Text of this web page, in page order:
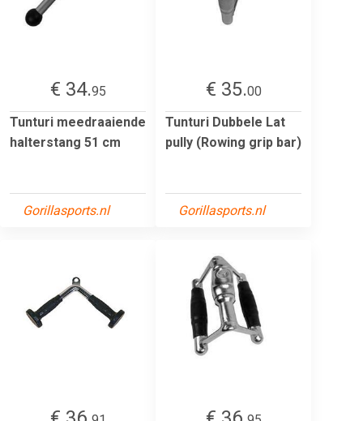
€ 34.95
Tunturi meedraaiende
halterstang 51 cm
Gorillasports.nl
€ 35.00
Tunturi Dubbele Lat
pully (Rowing grip bar)
Gorillasports.nl